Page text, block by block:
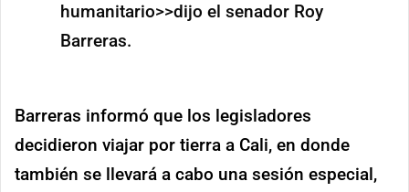
humanitario>>dijo el senador Roy
Barreras.
Barreras informó que los legisladores
decidieron viajar por tierra a Cali, en donde
también se llevará a cabo una sesión especial,